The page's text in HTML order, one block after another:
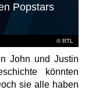
©RTL
Popstars
John und Justin
könnten
sie alle haben